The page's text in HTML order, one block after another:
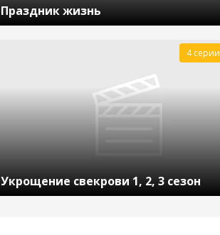
Праздник жизнь
Укрощение свекрови 1, 2, 3 сезон
4 серии